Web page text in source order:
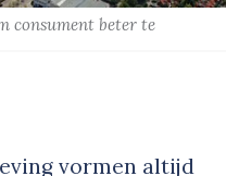
consument beter te
vormen altijd